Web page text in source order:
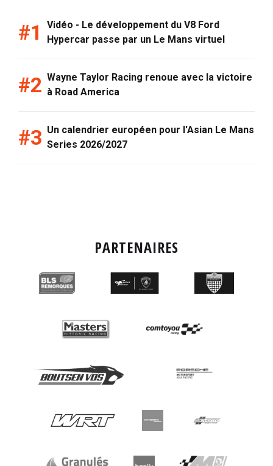
Vidéo - Le développement du V8 Ford
Hypercar passe par un Le Mans virtuel
Wayne Taylor Racing renoue avec la victoire
à Road America
Un calendrier européen pour l'Asian Le Mans
Series 2026/2027
PARTENAIRES